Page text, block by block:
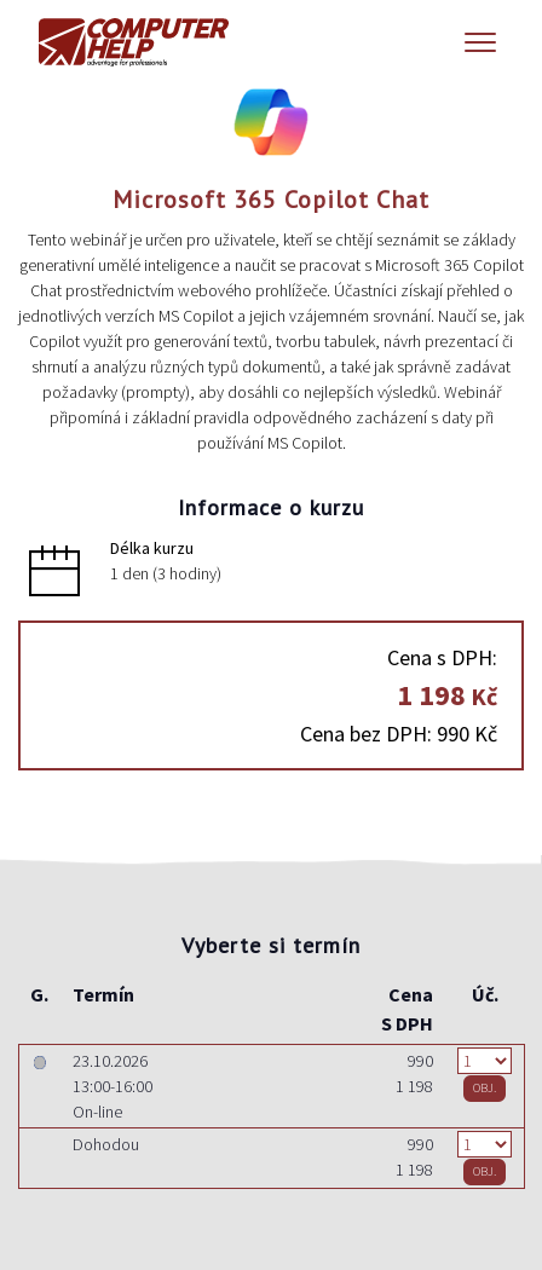
Microsoft 365 Copilot Chat
Tento webinář je určen pro uživatele, kteří se chtějí seznámit se základy
generativní umělé inteligence a naučit se pracovat s Microsoft 365 Copilot
Chat prostřednictvím webového prohlížeče. Účastníci získají přehled o
jednotlivých verzích MS Copilot a jejich vzájemném srovnání. Naučí se, jak
Copilot využít pro generování textů, tvorbu tabulek, návrh prezentací či
shrnutí a analýzu různých typů dokumentů, a také jak správně zadávat
požadavky (prompty), aby dosáhli co nejlepších výsledků. Webinář
připomíná i základní pravidla odpovědného zacházení s daty při
používání MS Copilot.
Informace o kurzu
Délka kurzu
1 den (3 hodiny)
Cena s DPH:
1 198 Kč
Cena bez DPH: 990 Kč
Vyberte si termín
G. Termín
Cena
S DPH
Úč.
23.10.2026
13:00-16:00
On-line
990
1 198
Dohodou
990
1 198